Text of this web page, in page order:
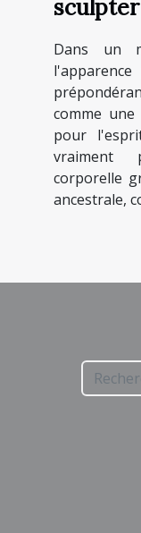
Dans un
comme
pour
vraiment
corporelle
ancestrale,